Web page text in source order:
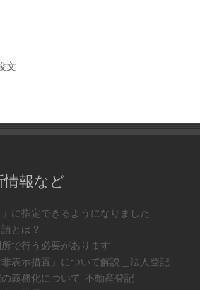
文
報など
に指定できるようになりました
とは？
で行う必要があります
非表示措置」について解説＿法人登記
義務化について_不動産登記